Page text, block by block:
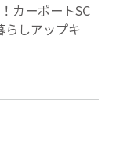
カーポートSC
らしアップキ